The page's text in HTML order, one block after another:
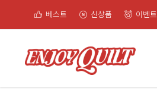
베스트 신상품 이벤트